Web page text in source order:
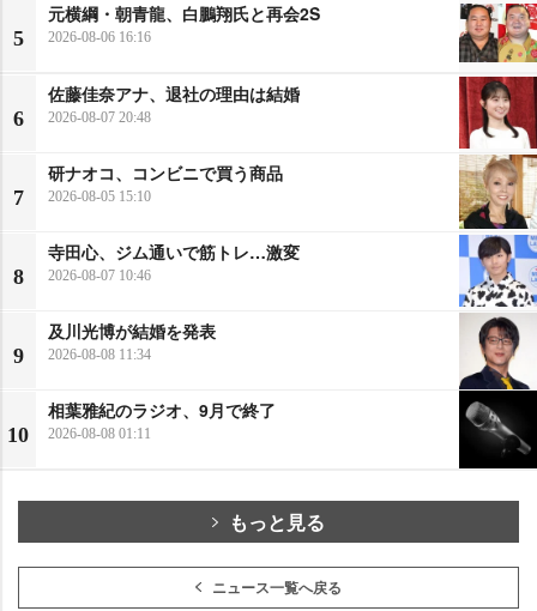
5
元横綱・朝青龍、白鵬翔氏と再会2S
2026-08-06 16:16
6
佐藤佳奈アナ、退社の理由は結婚
2026-08-07 20:48
7
研ナオコ、コンビニで買う商品
2026-08-05 15:10
8
寺田心、ジム通いで筋トレ…激変
2026-08-07 10:46
9
及川光博が結婚を発表
2026-08-08 11:34
10
相葉雅紀のラジオ、9月で終了
2026-08-08 01:11
もっと見る
ニュース一覧へ戻る